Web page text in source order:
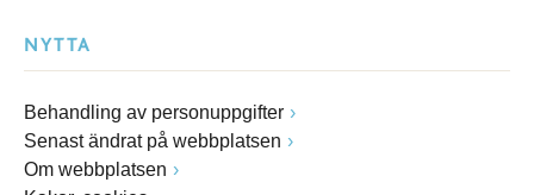
NYTTA
Behandling av personuppgifter
Senast ändrat på webbplatsen
Om webbplatsen